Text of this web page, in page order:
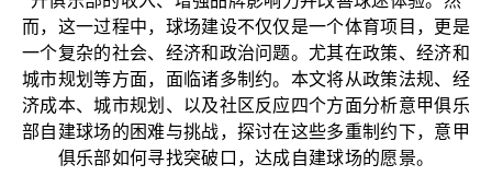
而，这一过程中，球场建设不仅仅是一个体育项目，更是
一个复杂的社会、经济和政治问题。尤其在政策、经济和
城市规划等方面，面临诸多制约。本文将从政策法规、经
济成本、城市规划、以及社区反应四个方面分析意甲俱乐
部自建球场的困难与挑战，探讨在这些多重制约下，意甲
俱乐部如何寻找突破口，达成自建球场的愿景。